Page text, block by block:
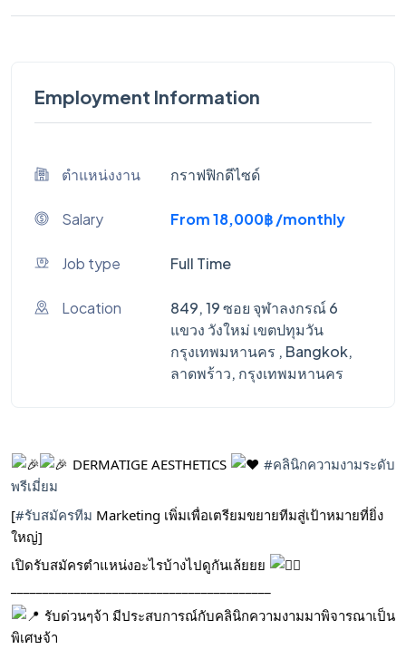
Employment Information
ตำแหน่งงาน กราฟฟิกดีไซด์
Salary From 18,000฿ /monthly
Job type Full Time
Location
849, 19 ซอย จุฬาลงกรณ์ 6
แขวง วังใหม่ เขตปทุมวัน
กรุงเทพมหานคร , Bangkok,
ลาดพร้าว, กรุงเทพมหานคร
DERMATIGE AESTHETICS
#คลินิกความงามระดับ
พรีเมี่ยม
[#รับสมัครทีม Marketing เพิ่มเพื่อเตรียมขยายทีมสู่เป้าหมายที่ยิ่ง
ใหญ่]
เปิดรับสมัครตำแหน่งอะไรบ้างไปดูกันเล้ยยย
รับด่วนๆจ้า มีประสบการณ์กับคลินิกความงามมาพิจารณาเป็น
พิเศษจ้า